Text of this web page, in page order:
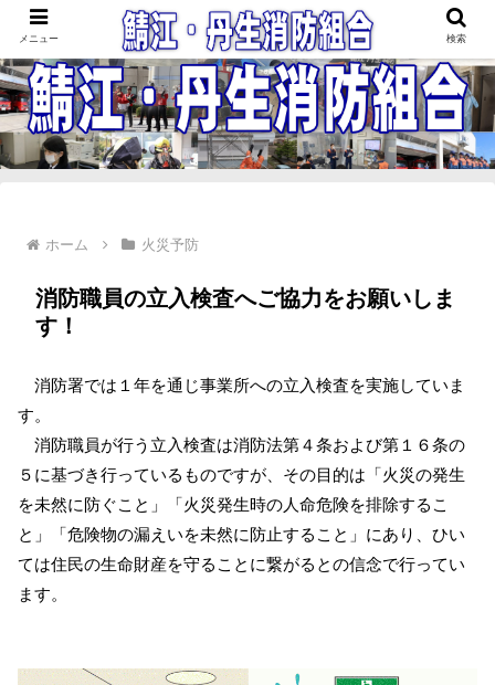
鯖江・丹生消防組合
ホーム 火災予防
消防職員の立入検査へご協力をお願いしま
す！
消防署では１年を通じ事業所への立入検査を実施していま
す。
消防職員が行う立入検査は消防法第４条および第１６条の
５に基づき行っているものですが、その目的は「火災の発生
を未然に防ぐこと」「火災発生時の人命危険を排除するこ
と」「危険物の漏えいを未然に防止すること」にあり、ひい
ては住民の生命財産を守ることに繋がるとの信念で行ってい
ます。
メニュー 検索